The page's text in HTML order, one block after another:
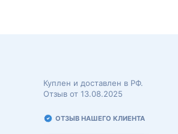
Куплен и доставлен в РФ.
Отзыв от 13.08.2025
ОТЗЫВ НАШЕГО КЛИЕНТА